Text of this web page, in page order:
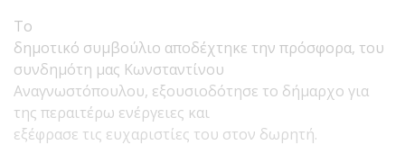
Το
δημοτικό συμβούλιο αποδέχτηκε την πρόσφορα, του
συνδημότη μας Κωνσταντίνου
Αναγνωστόπουλου, εξουσιοδότησε το δήμαρχο για
της περαιτέρω ενέργειες και
εξέφρασε τις ευχαριστίες του στον δωρητή.